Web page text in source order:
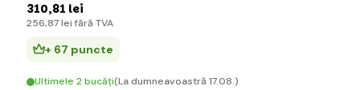
310,81 lei
256,87 lei fără TVA
+ 67 puncte
Ultimele 2 bucăți(La dumneavoastră 17.08.)